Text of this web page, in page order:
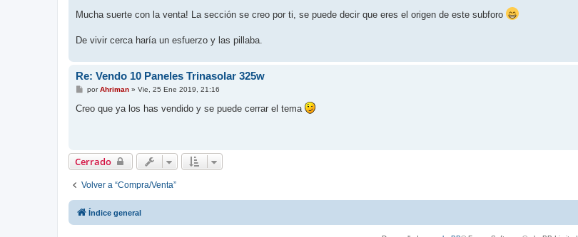
s
e
Mucha suerte con la venta! La sección se creo por ti, se puede decir que eres el origen de este subforo
De vivir cerca haría un esfuerzo y las pillaba.
Re: Vendo 10 Paneles Trinasolar 325w
M
n
s
porAhriman» Vie, 25 Ene 2019, 21:16
Creo que ya los has vendido y se puede cerrar el tema
Cerrado
Volver a “Compra/Venta”
Índice general